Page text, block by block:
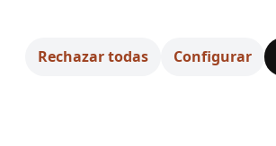
Rechazar todas Configurar